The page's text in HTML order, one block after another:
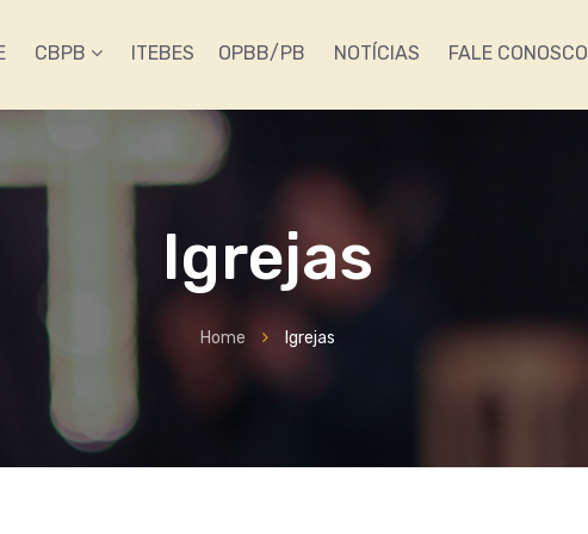
CBPB ITEBES OPBB/PB NOTÍCIAS FALE CONOSCO
Igrejas
Home Igrejas